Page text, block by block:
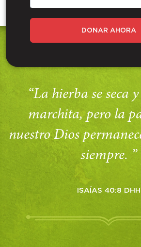
DONAR AHORA
“La hierba se seca
marchita, pero la
nuestro Dios
siempre. ”
ISAÍAS 40:8 DHH